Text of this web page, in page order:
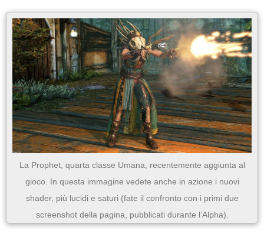
La Prophet, quarta classe Umana, recentemente aggiunta al
gioco. In questa immagine vedete anche in azione i nuovi
shader, più lucidi e saturi (fate il confronto con i primi due
screenshot della pagina, pubblicati durante l’Alpha).